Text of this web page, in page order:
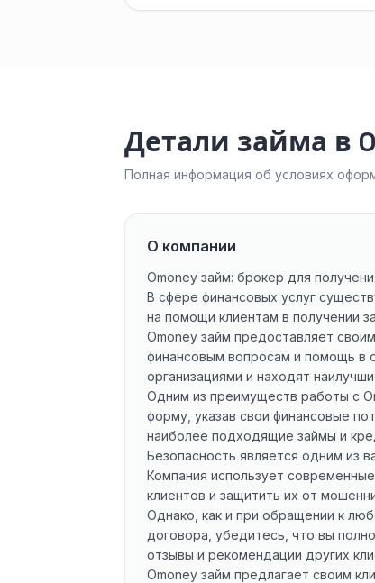
Детали займа в
Полная информация об условиях
О компании
Omoney займ: брокер для
В сфере финансовых услуг
на помощи клиентам в получении
Omoney займ предоставляет
финансовым вопросам и помощь в
организациями и находят
Одним из преимуществ работы с
форму, указав свои финансовые
наиболее подходящие займы и
Безопасность является одним из
Компания использует
клиентов и защитить их от
Однако, как и при обращении к
договора, убедитесь, что вы
отзывы и рекомендации других
Omoney займ предлагает своим